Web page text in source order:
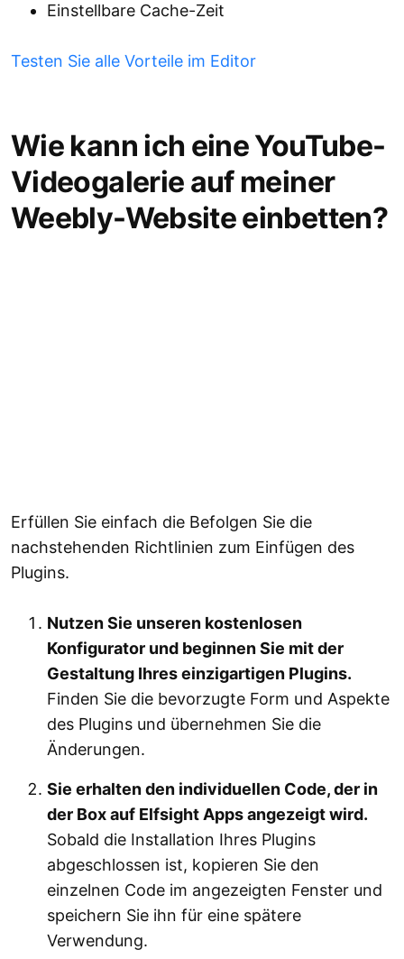
Einstellbare Cache-Zeit
Testen Sie alle Vorteile im Editor
Wie kann ich eine YouTube-
Videogalerie auf meiner
Weebly-Website einbetten?
Erfüllen Sie einfach die Befolgen Sie die
nachstehenden Richtlinien zum Einfügen des
Plugins.
Nutzen Sie unseren kostenlosen
Konfigurator und beginnen Sie mit der
Gestaltung Ihres einzigartigen Plugins.
Finden Sie die bevorzugte Form und Aspekte
des Plugins und übernehmen Sie die
Änderungen.
Sie erhalten den individuellen Code, der in
der Box auf Elfsight Apps angezeigt wird.
Sobald die Installation Ihres Plugins
abgeschlossen ist, kopieren Sie den
einzelnen Code im angezeigten Fenster und
speichern Sie ihn für eine spätere
Verwendung.